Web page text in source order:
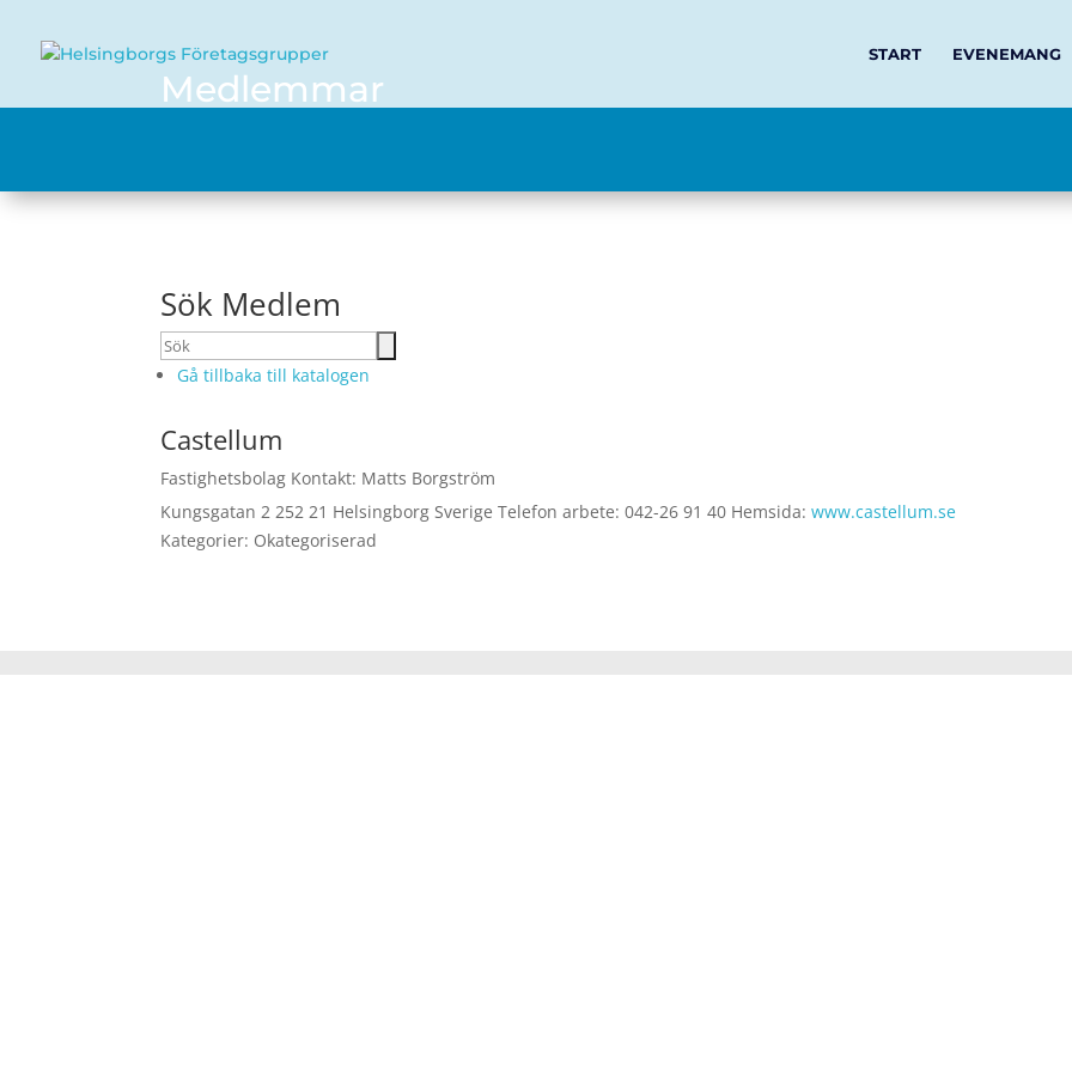
START EVENEMANG
Medlemmar
Sök Medlem
Gå tillbaka till katalogen
Castellum
Fastighetsbolag Kontakt: Matts Borgström
Kungsgatan 2 252 21 Helsingborg Sverige Telefon arbete: 042-26 91 40 Hemsida: www.castellum.se
Kategorier: Okategoriserad